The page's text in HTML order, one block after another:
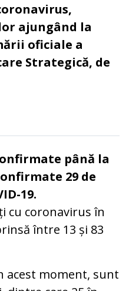
ajungând la
oficiale a
Strategică, de
până la
29 de
19.
cu coronavirus în
între 13 și 83
acest moment, sunt